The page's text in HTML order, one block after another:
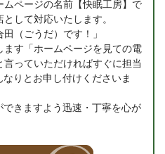
ページの名前【快眠工房】で
して対応いたします。
田（ごうだ）です！」
ます「ホームページを見ての電
言っていただければすぐに担当
りとお申し付けくださいま
きますよう迅速・丁寧を心が